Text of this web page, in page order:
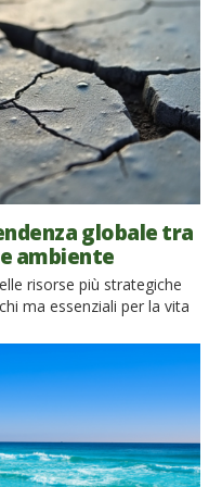
giardini nascosti e […]
globale tra
ambiente
risorse più strategiche
ma essenziali per la vita
e sistemi di difesa
competizione globale che
energetica. Ma